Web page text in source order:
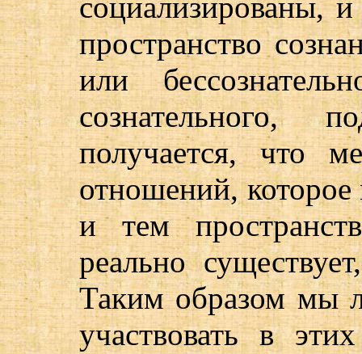
пространство
или
сознательного,
получается, что
отношений,
и тем
реально
Таким образом мы
участвовать в